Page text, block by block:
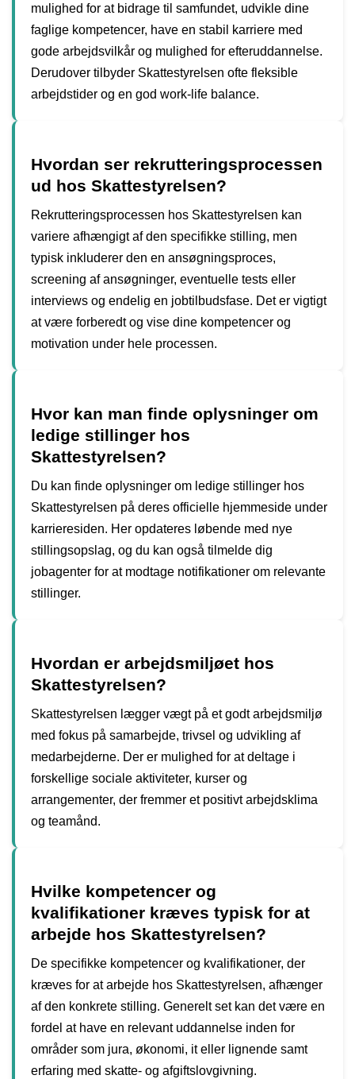
mulighed for at bidrage til samfundet, udvikle dine
faglige kompetencer, have en stabil karriere med
gode arbejdsvilkår og mulighed for efteruddannelse.
Derudover tilbyder Skattestyrelsen ofte fleksible
arbejdstider og en god work-life balance.
Hvordan ser rekrutteringsprocessen
ud hos Skattestyrelsen?
Rekrutteringsprocessen hos Skattestyrelsen kan
variere afhængigt af den specifikke stilling, men
typisk inkluderer den en ansøgningsproces,
screening af ansøgninger, eventuelle tests eller
interviews og endelig en jobtilbudsfase. Det er vigtigt
at være forberedt og vise dine kompetencer og
motivation under hele processen.
Hvor kan man finde oplysninger om
ledige stillinger hos
Skattestyrelsen?
Du kan finde oplysninger om ledige stillinger hos
Skattestyrelsen på deres officielle hjemmeside under
karrieresiden. Her opdateres løbende med nye
stillingsopslag, og du kan også tilmelde dig
jobagenter for at modtage notifikationer om relevante
stillinger.
Hvordan er arbejdsmiljøet hos
Skattestyrelsen?
Skattestyrelsen lægger vægt på et godt arbejdsmiljø
med fokus på samarbejde, trivsel og udvikling af
medarbejderne. Der er mulighed for at deltage i
forskellige sociale aktiviteter, kurser og
arrangementer, der fremmer et positivt arbejdsklima
og teamånd.
Hvilke kompetencer og
kvalifikationer kræves typisk for at
arbejde hos Skattestyrelsen?
De specifikke kompetencer og kvalifikationer, der
kræves for at arbejde hos Skattestyrelsen, afhænger
af den konkrete stilling. Generelt set kan det være en
fordel at have en relevant uddannelse inden for
områder som jura, økonomi, it eller lignende samt
erfaring med skatte- og afgiftslovgivning.